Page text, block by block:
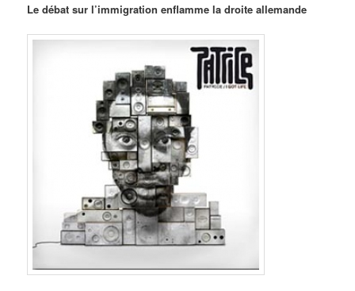
Ledébat sur l’immigration enflamme la droite allemande